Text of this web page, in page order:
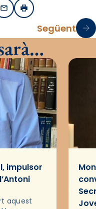
EmailImprimir
Següent
impulsor
aquest